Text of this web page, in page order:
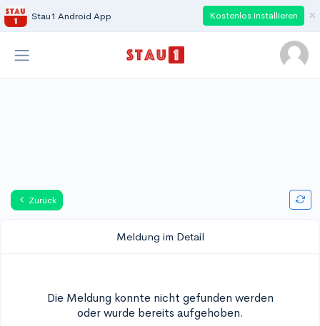
Stau1 Android App Kostenlos installieren ×
Zurück
Meldung im Detail
Die Meldung konnte nicht gefunden werden
oder wurde bereits aufgehoben.